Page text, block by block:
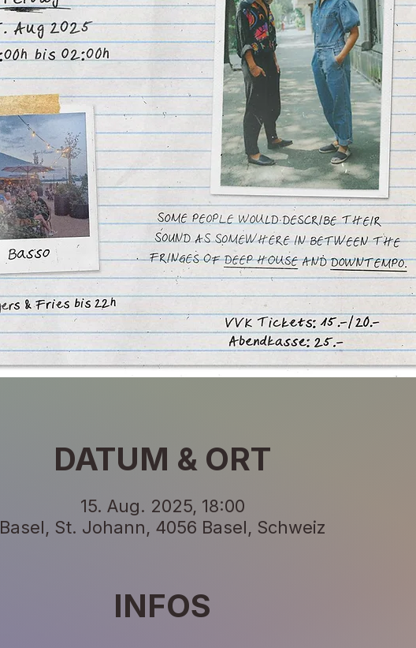
DATUM & ORT
15. Aug. 2025, 18:00
Basel, St. Johann, 4056 Basel, Schweiz
INFOS